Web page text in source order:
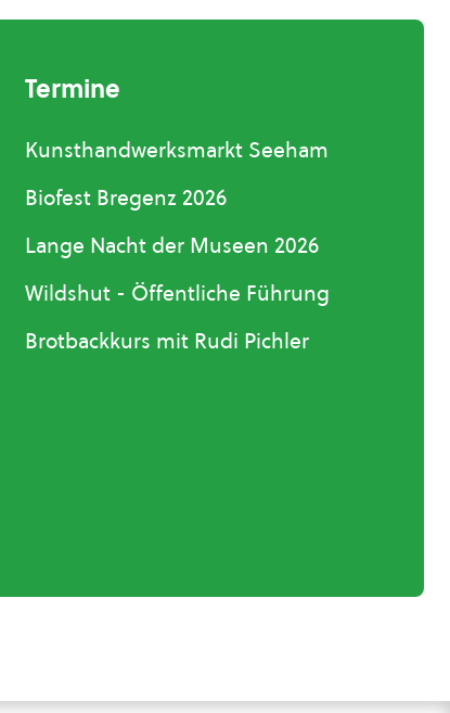
Termine
Kunsthandwerksmarkt Seeham
Biofest Bregenz 2026
Lange Nacht der Museen 2026
Wildshut - Öffentliche Führung
Brotbackkurs mit Rudi Pichler